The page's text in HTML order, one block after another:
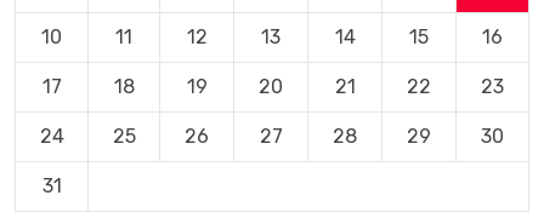
10 11 12 13 14 15 16
17 18 19 20 21 22 23
24 25 26 27 28 29 30
31